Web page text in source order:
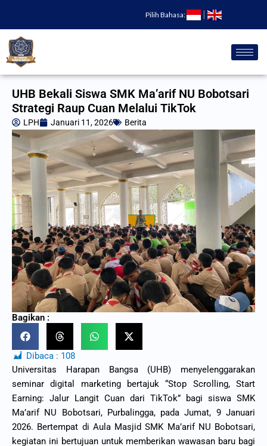
konten
Pilih Bahasa: |
UHB Bekali Siswa SMK Ma’arif NU Bobotsari
Strategi Raup Cuan Melalui TikTok
LPH Januari 11, 2026 Berita
Bagikan :
Dibaca : 108
Universitas Harapan Bangsa (UHB) menyelenggarakan
seminar digital marketing bertajuk “Stop Scrolling, Start
Earning: Jalur Langit Cuan dari TikTok” bagi siswa SMK
Ma’arif NU Bobotsari, Purbalingga, pada Jumat, 9 Januari
2026. Bertempat di Aula Masjid SMK Ma’arif NU Bobotsari,
kegiatan ini bertujuan untuk memberikan wawasan baru bagi